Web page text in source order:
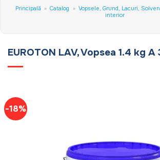
Principală » Catalog » Vopsele, Grund, Lacuri,
interior
EUROTON LAV, Vopsea 1.4 kg A
-18%